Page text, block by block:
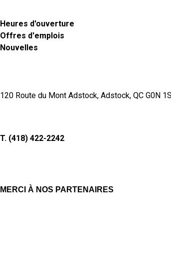
Heures d'ouverture
Offres d'emplois
Nouvelles
120 Route du Mont Adstock, Adstock, QC G0N
T. (418) 422-2242
MERCI À NOS PARTENAIRES